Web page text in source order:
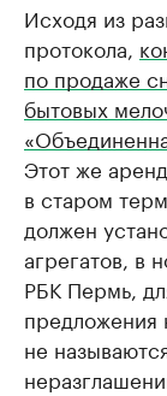
Исходя из
протокола,
по продаже
бытовых
Этот же
в старом
должен
агрегатов, в
РБК Пермь,
предложения
не